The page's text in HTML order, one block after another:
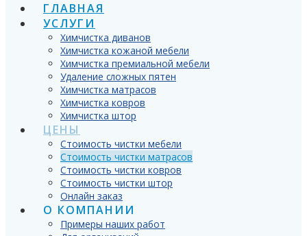
ГЛАВНАЯ
УСЛУГИ
Химчистка диванов
Химчистка кожаной мебели
Химчистка премиальной мебели
Удаление сложных пятен
Химчистка матрасов
Химчистка ковров
Химчистка штор
ЦЕНЫ
Стоимость чистки мебели
Стоимость чистки матрасов
Стоимость чистки ковров
Стоимость чистки штор
Онлайн заказ
О КОМПАНИИ
Примеры наших работ